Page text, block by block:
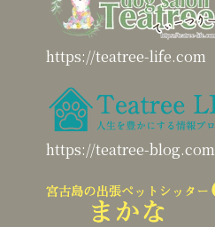
https://teatree-life.com
https://teatree-blog.com